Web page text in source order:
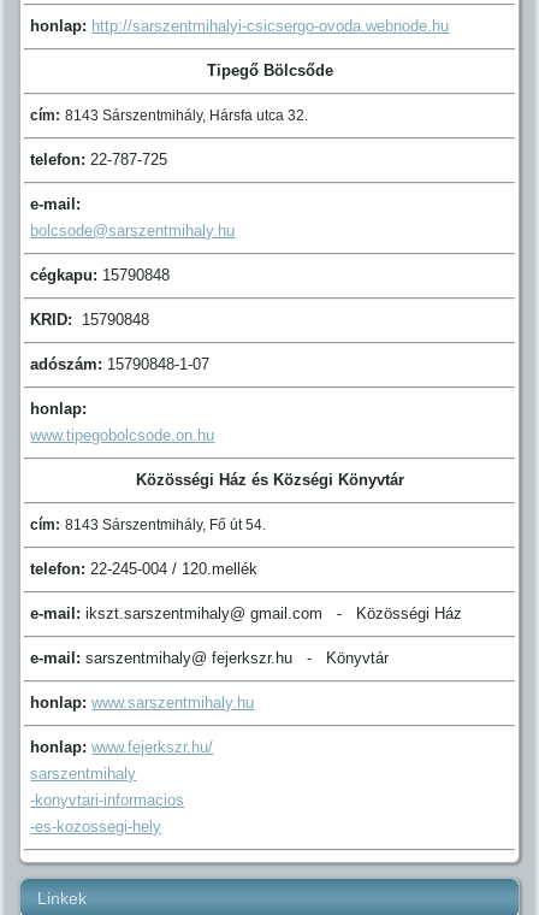
honlap: http://sarszentmihalyi-csicsergo-ovoda.webnode.hu
Tipegő Bölcsőde
cím: 8143 Sárszentmihály, Hársfa utca 32.
telefon: 22-787-725
e-mail:
bolcsode@sarszentmihaly.hu
cégkapu: 15790848
KRID: 15790848
adószám: 15790848-1-07
honlap:
www.tipegobolcsode.on.hu
Közösségi Ház és Községi Könyvtár
cím: 8143 Sárszentmihály, Fő út 54.
telefon: 22-245-004 / 120.mellék
e-mail: ikszt.sarszentmihaly@ gmail.com - Közösségi Ház
e-mail: sarszentmihaly@ fejerkszr.hu - Könyvtár
honlap: www.sarszentmihaly.hu
honlap: www.fejerkszr.hu/
sarszentmihaly
-konyvtari-informacios
-es-kozossegi-hely
Linkek